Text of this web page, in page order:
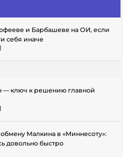
и Барбашеве на ОИ, если
себя иначе
— ключ к решению главной
Малкина в «Миннесоту»:
довольно быстро